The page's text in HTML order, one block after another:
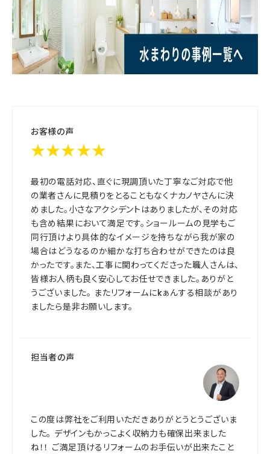
お客様の声
★★★★★
最初の電話対応、直ぐに現調頂いた丁寧なご対応で他
の業者さんに見積りをとることもなくナカノヤさんに決
めました。小さなアクシデントはありましたが、その対応
も含め結果において満足です。ショールームの見学もご
同行頂けより具体的なイメージを持ちながら我が家の
場合はどうなるのか細かな打ち合わせができたのは良
かったです。また、工事に関わってくださった職人さんは、
皆様お人柄も良く安心してお任せできました。ありがと
うございました。 またリフォームにkぁんする相談があり
ましたら是非お願いします。
担当者の声
この度は弊社をご利用いただきありがとうとうございま
した。 デザインもかっこよく収納力も確保出来ました
ね！！ ご満足頂けるリフォームのお手伝いが出来たこと